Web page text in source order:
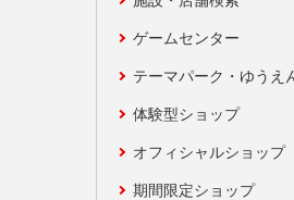
ゲームセンター
テーマパーク・ゆうえ
体験型ショップ
オフィシャルショップ
期間限定ショップ